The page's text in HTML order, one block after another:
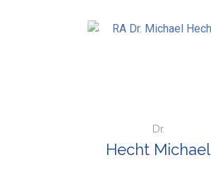
Dr.
Hecht Michael